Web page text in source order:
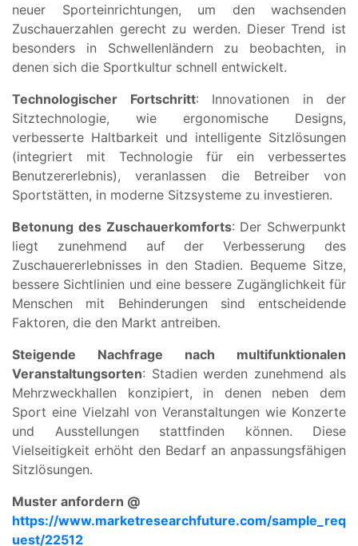
neuer Sporteinrichtungen, um den wachsenden
Zuschauerzahlen gerecht zu werden. Dieser Trend ist
besonders in Schwellenländern zu beobachten, in
denen sich die Sportkultur schnell entwickelt.
Technologischer Fortschritt: Innovationen in der
Sitztechnologie, wie ergonomische Designs,
verbesserte Haltbarkeit und intelligente Sitzlösungen
(integriert mit Technologie für ein verbessertes
Benutzererlebnis), veranlassen die Betreiber von
Sportstätten, in moderne Sitzsysteme zu investieren.
Betonung des Zuschauerkomforts: Der Schwerpunkt
liegt zunehmend auf der Verbesserung des
Zuschauererlebnisses in den Stadien. Bequeme Sitze,
bessere Sichtlinien und eine bessere Zugänglichkeit für
Menschen mit Behinderungen sind entscheidende
Faktoren, die den Markt antreiben.
Steigende Nachfrage nach multifunktionalen
Veranstaltungsorten: Stadien werden zunehmend als
Mehrzweckhallen konzipiert, in denen neben dem
Sport eine Vielzahl von Veranstaltungen wie Konzerte
und Ausstellungen stattfinden können. Diese
Vielseitigkeit erhöht den Bedarf an anpassungsfähigen
Sitzlösungen.
Muster anfordern @
https://www.marketresearchfuture.com/sample_req
uest/22512